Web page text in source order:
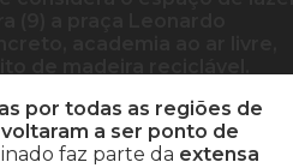
por todas as regiões de
a ser ponto de
faz parte da extensa